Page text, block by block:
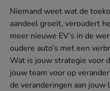
Niemand weet wat de
aandeel groeit, veroudert
meer nieuwe EV’s in de
oudere auto’s met een
Wat is jouw strategie voor
jouw team voor op
de veranderingen aan jouw